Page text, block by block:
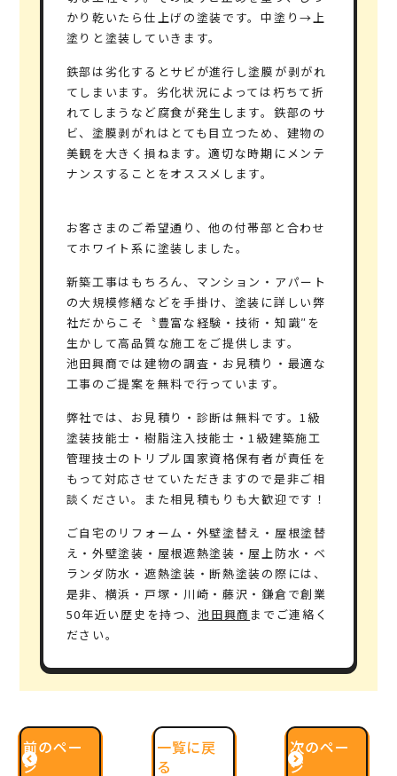
かり乾いたら仕上げの塗装です。中塗り→上
塗りと塗装していきます。
鉄部は劣化するとサビが進行し塗膜が剥がれ
てしまいます。劣化状況によっては朽ちて折
れてしまうなど腐食が発生します。鉄部のサ
ビ、塗膜剥がれはとても目立つため、建物の
美観を大きく損ねます。適切な時期にメンテ
ナンスすることをオススメします。
お客さまのご希望通り、他の付帯部と合わせ
てホワイト系に塗装しました。
新築工事はもちろん、マンション・アパート
の大規模修繕などを手掛け、塗装に詳しい弊
社だからこそ〝豊富な経験・技術・知識″を
生かして高品質な施工をご提供します。
池田興商では建物の調査・お見積り・最適な
工事のご提案を無料で行っています。
弊社では、お見積り・診断は無料です。1級
塗装技能士・樹脂注入技能士・1級建築施工
管理技士のトリプル国家資格保有者が責任を
もって対応させていただきますので是非ご相
談ください。また相見積もりも大歓迎 です！
ご自宅のリフォーム・外壁塗替え・屋根塗替
え・外壁塗装・屋根遮熱塗装・屋上防水・ベ
ランダ防水・遮熱塗装・断熱塗装の際には、
是非、横浜・戸塚・川崎・藤沢・鎌倉で創業
50年近い歴史を持つ、池田興商 までご連絡く
ださい。
前のペー
ジ
一覧に戻
る
次のペー
ジ